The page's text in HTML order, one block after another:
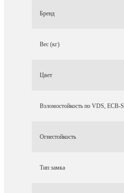
Бренд
Вес (кг)
Цвет
Взломостойкость по VDS, ECB-S
Огнестойкость
Тип замка